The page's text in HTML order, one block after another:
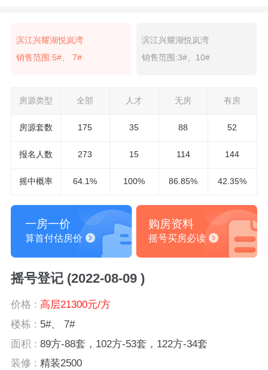
滨江兴耀湖悦岚湾
销售范围:5#、 7#
滨江兴耀湖悦岚湾
销售范围:3#、10#
房源类型 全部 人才 无房 有房
房源套数 175 35 88 52
报名 人数 273 15 114 144
摇中概率 64.1% 100% 86.85% 42.35%
一房一价
算首付估房价
购房资料
摇号买房必读
摇号登记 (2022-08-09 )
价格 : 高层21300元/方
楼栋 : 5#、 7#
面积 : 89方-88套，102方-53套，122方-34套
装修 : 精装2500